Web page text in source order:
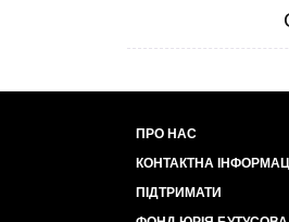
ПРО НАС
КОНТАКТНА
ПІДТРИМАТИ